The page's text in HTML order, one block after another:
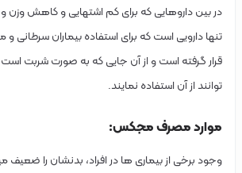
در بین داروهایی که برای کم اشتهایی و کاهش وزن
تنها دارویی است که برای استفاده بیماران سرطانی و مبتلا
قرار گرفته است و از آن جایی که به صورت شربت است به
توانند از آن استفاده نمایند.
موارد مصرف مجکس:
وجود برخی از بیماری ها در افراد، بدنشان را ضعیف